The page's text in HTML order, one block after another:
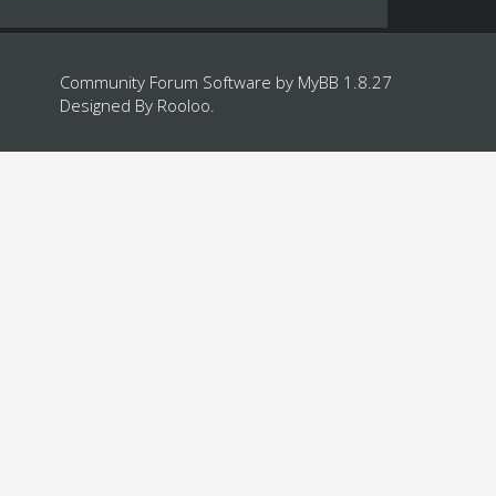
Community Forum Software by MyBB 1.8.27
Designed By Rooloo.